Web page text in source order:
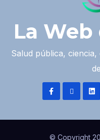
La Web
Salud pública,
© Copyright